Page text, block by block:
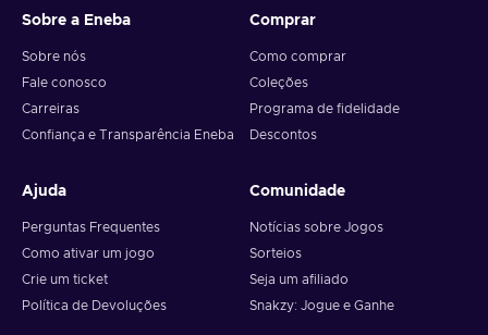
Sobre a Eneba
Sobre nós
Fale conosco
Carreiras
Confiança e Transparência Eneba
Comprar
Como comprar
Coleções
Programa de fidelidade
Descontos
Ajuda
Perguntas Frequentes
Como ativar um jogo
Crie um ticket
Política de Devoluções
Comunidade
Notícias sobre Jogos
Sorteios
Seja um afiliado
Snakzy: Jogue e Ganhe